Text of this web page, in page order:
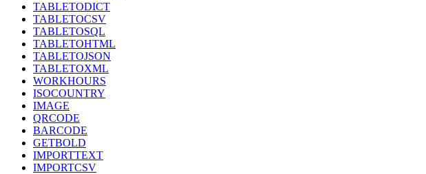
TABLETODICT
TABLETOCSV
TABLETOSQL
TABLETOHTML
TABLETOJSON
TABLETOXML
WORKHOURS
ISOCOUNTRY
IMAGE
QRCODE
BARCODE
GETBOLD
IMPORTTEXT
IMPORTCSV